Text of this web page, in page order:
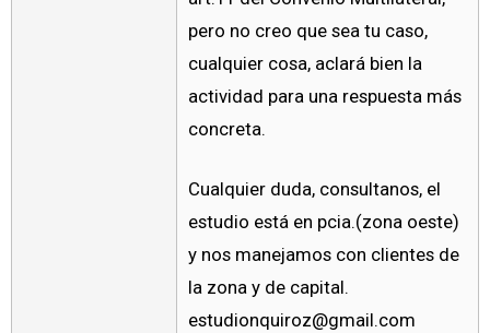
pero no creo que sea tu caso,
cualquier cosa, aclará bien la
actividad para una respuesta más
concreta.
Cualquier duda, consultanos, el
estudio está en pcia.(zona oeste)
y nos manejamos con clientes de
la zona y de capital.
estudionquiroz@gmail.com